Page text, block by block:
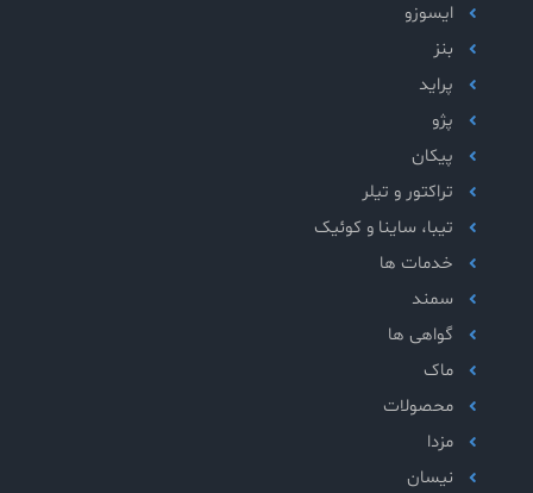
ایسوزو
بنز
پراید
پژو
پیکان
تراکتور و تیلر
تیبا، ساینا و کوئیک
خدمات ها
سمند
گواهی ها
ماک
محصولات
مزدا
نیسان